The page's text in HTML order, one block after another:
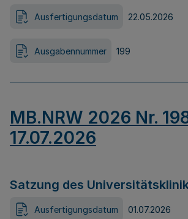
Ausfertigungsdatum 22.05.2026
Ausgabennummer 199
MB.NRW 2026 Nr.
17.07.2026
Satzung des
Ausfertigungsdatum 01.07.2026